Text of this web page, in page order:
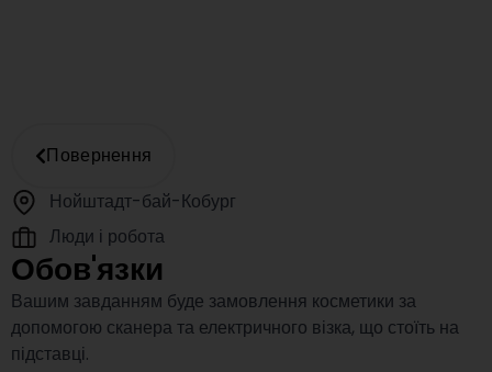
Повернення
Нойштадт-бай-Кобург
Люди і робота
Обов'язки
Вашим завданням буде замовлення косметики за
допомогою сканера та електричного візка, що стоїть на
підставці.